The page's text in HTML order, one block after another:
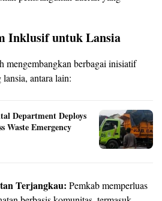
Inklusif untuk Lansia
mengembangkan berbagai inisiatif
antara lain:
Department Deploys
Waste Emergency
Terjangkau: Pemkab memperluas